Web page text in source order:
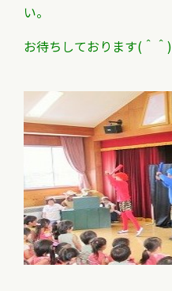
い。
お待ちしております(＾＾)